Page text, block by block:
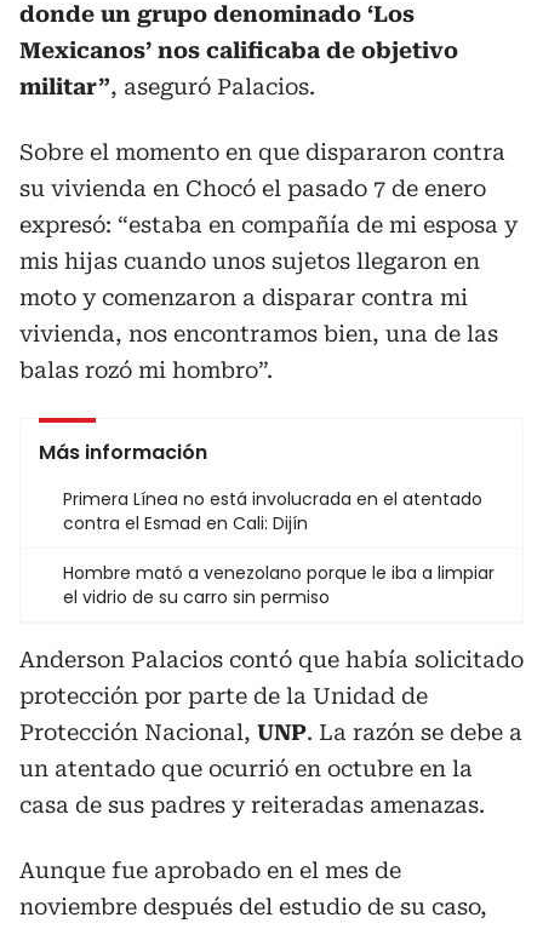
donde un grupo denominado ‘Los
Mexicanos’ nos calificaba de objetivo
militar”, aseguró Palacios.
Sobre el momento en que dispararon contra
su vivienda en Chocó el pasado 7 de enero
expresó: “estaba en compañía de mi esposa y
mis hijas cuando unos sujetos llegaron en
moto y comenzaron a disparar contra mi
vivienda, nos encontramos bien, una de las
balas rozó mi hombro”.
Más información
Primera Línea no está involucrada en el atentado
contra el Esmad en Cali: Dijín
Hombre mató a venezolano porque le iba a limpiar
el vidrio de su carro sin permiso
Anderson Palacios contó que había solicitado
protección por parte de la Unidad de
Protección Nacional, UNP. La razón se debe a
un atentado que ocurrió en octubre en la
casa de sus padres y reiteradas amenazas.
Aunque fue aprobado en el mes de
noviembre después del estudio de su caso,